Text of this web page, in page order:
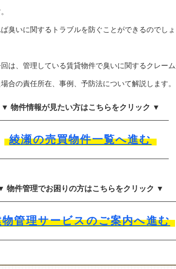
臭いに関するトラブルを防ぐことができるのでしょ
は、管理している賃貸物件で臭いに関するクレー
合の責任所在、事例、予防法について解説します。
▼ 物件情報が見たい方はこちらをクリック ▼
綾瀬の売買物件一覧へ進む
物件管理でお困りの方はこちらをクリック ▼
物管理サービスのご案内へ進む